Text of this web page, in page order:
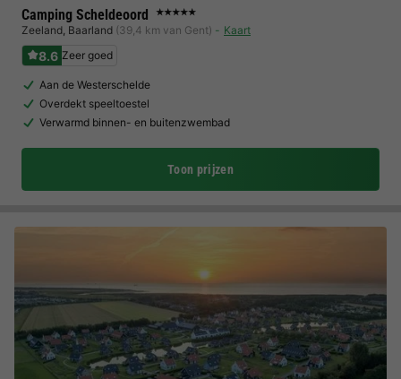
Camping Scheldeoord ★★★★★
Zeeland, Baarland (39,4 km van Gent) Kaart
8.6 Zeer goed
Aan de Westerschelde
Overdekt speeltoestel
Verwarmd binnen- en buitenzwembad
Toon prijzen